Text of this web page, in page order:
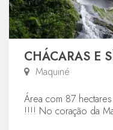
CHÁCARAS E
Maquiné
Área com 87
!!!! No coração da